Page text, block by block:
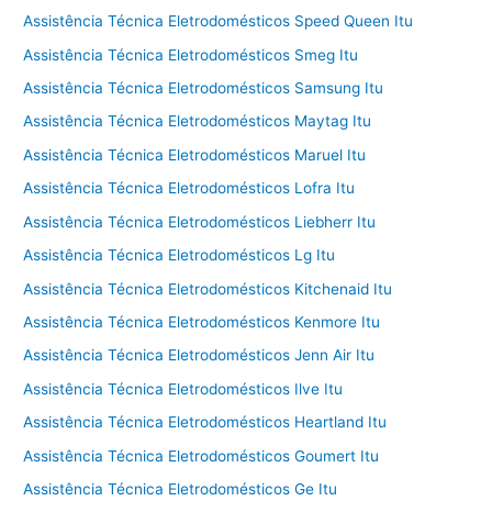
Assistência Técnica Eletrodomésticos Speed Queen Itu
Assistência Técnica Eletrodomésticos Smeg Itu
Assistência Técnica Eletrodomésticos Samsung Itu
Assistência Técnica Eletrodomésticos Maytag Itu
Assistência Técnica Eletrodomésticos Maruel Itu
Assistência Técnica Eletrodomésticos Lofra Itu
Assistência Técnica Eletrodomésticos Liebherr Itu
Assistência Técnica Eletrodomésticos Lg Itu
Assistência Técnica Eletrodomésticos Kitchenaid Itu
Assistência Técnica Eletrodomésticos Kenmore Itu
Assistência Técnica Eletrodomésticos Jenn Air Itu
Assistência Técnica Eletrodomésticos Ilve Itu
Assistência Técnica Eletrodomésticos Heartland Itu
Assistência Técnica Eletrodomésticos Goumert Itu
Assistência Técnica Eletrodomésticos Ge Itu